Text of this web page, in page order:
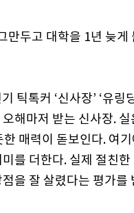
두고 대학을 1년 늦게
틱톡커 ‘신사장’ ‘유링
해마저 받는 신사장.
매력이 돋보인다. 여
를 더한다. 실제 절친
을 잘 살렸다는 평가를